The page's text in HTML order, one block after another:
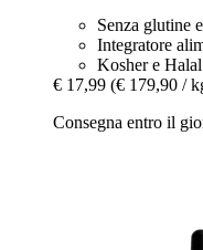
Senza glutine
Integratore
Kosher e Halal
€ 17,99 (€ 179,90 /
Consegna entro il